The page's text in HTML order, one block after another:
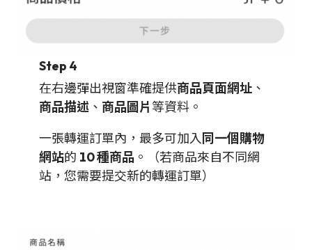
Step 4
在右邊彈出視窗準確提供商品頁面網址 、
商品描述 、 商品圖片 等資料。
一張轉運訂單內，最多可加入同一個購物
網站的 10 種商品 。（若商品來自不同網
站，您需要提交新的轉運訂單）